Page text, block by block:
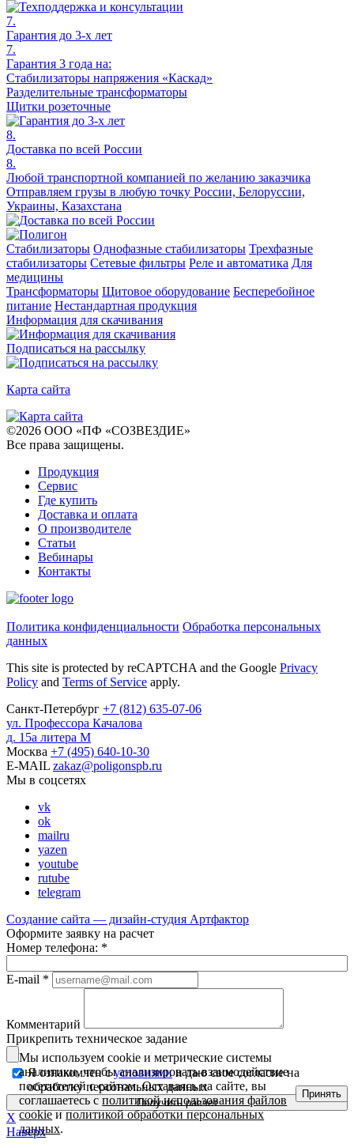
7.
Гарантия до 3-х лет
7.
Гарантия 3 года на:
Стабилизаторы напряжения «Каскад»
Разделительные трансформаторы
Щитки розеточные
8.
Доставка по всей России
8.
Любой транспортной компанией по желанию заказчика
Отправляем грузы в любую точку России, Белоруссии,
Украины, Казахстана
Стабилизаторы Однофазные стабилизаторы Трехфазные
стабилизаторы Сетевые фильтры Реле и автоматика Для
медицины
Трансформаторы Щитовое оборудование Бесперебойное
питание Нестандартная продукция
Информация для скачивания
Подписаться на рассылку
Карта сайта
©2026 ООО «ПФ «СОЗВЕЗДИЕ»
Все права защищены.
Продукция
Сервис
Где купить
Доставка и оплата
О производителе
Статьи
Вебинары
Контакты
Политика конфиденциальности Обработка персональных
данных
This site is protected by reCAPTCHA and the Google Privacy
Policy and Terms of Service apply.
Санкт-Петербург +7 (812) 635-07-06
ул. Профессора Качалова
д. 15а литера М
Москва +7 (495) 640-10-30
E-MAIL zakaz@poligonspb.ru
Мы в соцсетях
vk
ok
mailru
yazen
youtube
rutube
telegram
Создание сайта — дизайн-студия Артфактор
Оформите заявку на расчет
Номер телефона: *
E-mail *
Комментарий
Прикрепить техническое задание
Я ознакомлен сусловиямии даю свое согласие на
обработку персональных данных
X
Наверх
Мы используем cookie и метрические системы
аналитики, чтобы анализировать взаимодействие
посетителей с сайтом. Оставаясь на сайте, вы
соглашаетесь сполитикой использования файлов
cookieиполитикой обработки персональных
данных.
Принять